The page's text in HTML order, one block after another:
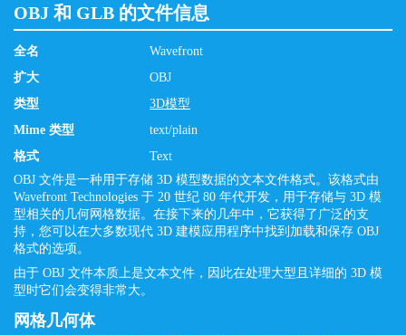
OBJ 和 GLB 的文件信息
全名
Wavefront
扩大
OBJ
类型
3D模型
Mime 类型
text/plain
格式
Text
OBJ 文件是一种用于存储 3D 模型数据的文本文件格式。该格式由
Wavefront Technologies 于 20 世纪 80 年代开发，用于存储与 3D 模
型相关的几何网格数据。在接下来的几年中，它获得了广泛的支
持，您可以在大多数现代 3D 建模应用程序中找到加载和保存 OBJ
格式的选项。
由于 OBJ 文件本质上是文本文件，因此在处理大型且详细的 3D 模
型时它们会变得非常大。
网格几何体